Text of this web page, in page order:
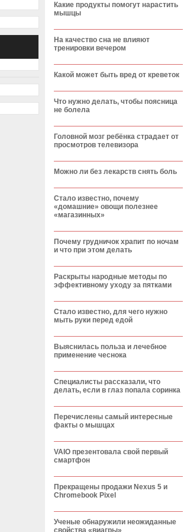
Какие продукты помогут нарастить
мышцы
На качество сна не влияют
тренировки вечером
Какой может быть вред от креветок
Что нужно делать, чтобы поясница
не болела
Головной мозг ребёнка страдает от
просмотров телевизора
Можно ли без лекарств снять боль
Стало известно, почему
«домашние» овощи полезнее
«магазинных»
Почему грудничок храпит по ночам
и что при этом делать
Раскрыты народные методы по
эффективному уходу за пятками
Стало известно, для чего нужно
мыть руки перед едой
Выяснилась польза и лечебное
применение чеснока
Специалисты рассказали, что
делать, если в глаз попала соринка
Перечислены самый интересные
факты о мышцах
VAIO презентовала свой первый
смартфон
Прекращены продажи Nexus 5 и
Chromebook Pixel
Ученые обнаружили неожиданные
свойства «виагры»